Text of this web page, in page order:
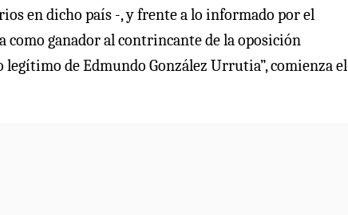
en dicho país -, y frente a lo informado por el
como ganador al contrincante de la oposición
de Edmundo González Urrutia”, comienza el